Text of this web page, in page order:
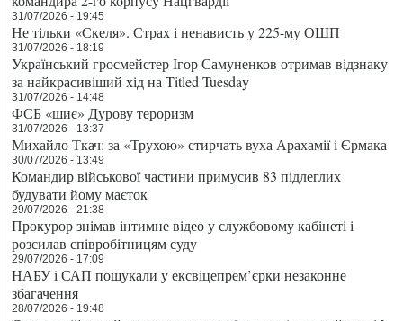
31/07/2026 - 19:45
Не тільки «Скеля». Страх і ненависть у 225-му ОШП
31/07/2026 - 18:19
Український гросмейстер Ігор Самуненков отримав відзнаку
за найкрасивіший хід на Titled Tuesday
31/07/2026 - 14:48
ФСБ «шиє» Дурову тероризм
31/07/2026 - 13:37
Михайло Ткач: за «Трухою» стирчать вуха Арахамії і Єрмака
30/07/2026 - 13:49
Командир військової частини примусив 83 підлеглих
будувати йому маєток
29/07/2026 - 21:38
Прокурор знімав інтимне відео у службовому кабінеті і
розсилав співробітницям суду
29/07/2026 - 17:09
НАБУ і САП пошукали у ексвіцепрем’єрки незаконне
збагачення
28/07/2026 - 19:48